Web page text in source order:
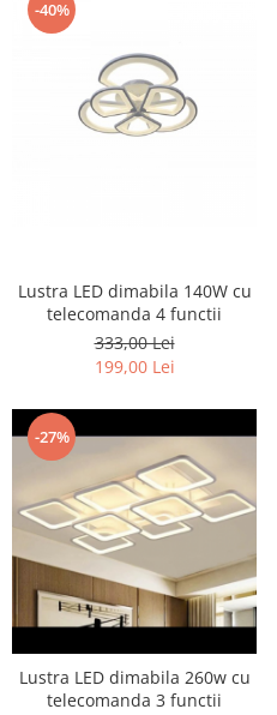
-40%
Lustra LED dimabila 140W cu
telecomanda 4 functii
333,00 Lei
199,00 Lei
-27%
Lustra LED dimabila 260w cu
telecomanda 3 functii